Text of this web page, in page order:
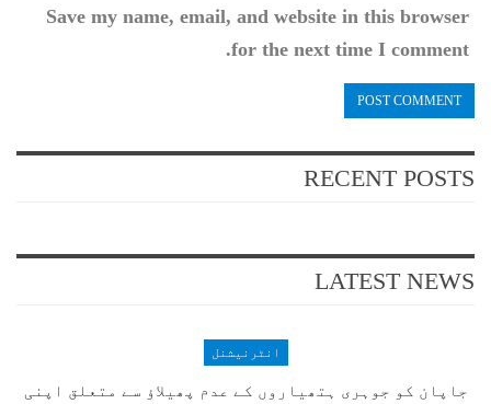
Save my name, email, and website in this browser
for the next time I comment.
RECENT POSTS
LATEST NEWS
انٹرنیشنل
جاپان کو جوہری ہتھیاروں کے عدم پھیلاؤ سے متعلق اپنی